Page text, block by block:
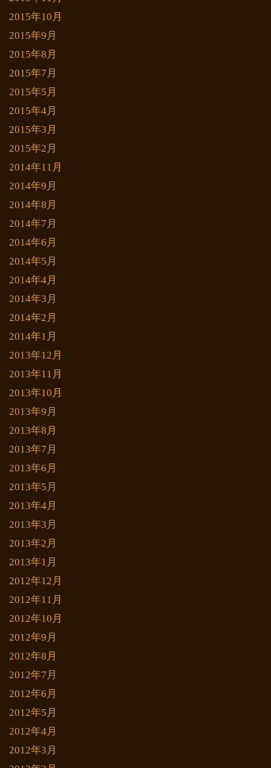
2015年10月
2015年9月
2015年8月
2015年7月
2015年5月
2015年4月
2015年3月
2015年2月
2014年11月
2014年9月
2014年8月
2014年7月
2014年6月
2014年5月
2014年4月
2014年3月
2014年2月
2014年1月
2013年12月
2013年11月
2013年10月
2013年9月
2013年8月
2013年7月
2013年6月
2013年5月
2013年4月
2013年3月
2013年2月
2013年1月
2012年12月
2012年11月
2012年10月
2012年9月
2012年8月
2012年7月
2012年6月
2012年5月
2012年4月
2012年3月